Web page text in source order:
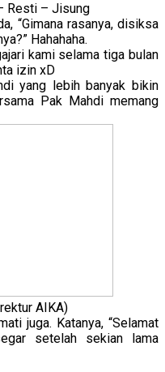
Resti – Jisung
“Gimana rasanya, disiksa
Hahahaha.
kami selama tiga bulan
izin xD
yang lebih banyak bikin
Pak Mahdi memang
AIKA)
juga. Katanya, “Selamat
setelah sekian lama